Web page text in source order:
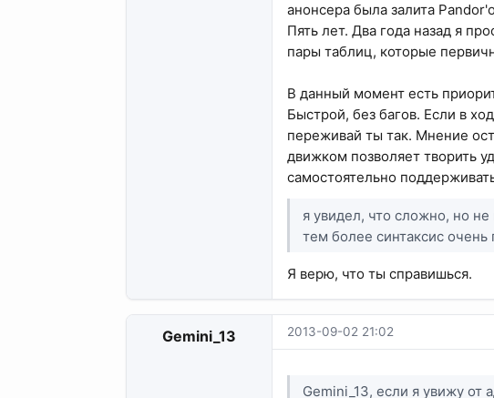
анонсера была залита
Пять лет. Два года назад я
пары таблиц, которые
В данный момент есть
Быстрой, без багов. Если в
переживай ты так. Мнение
движком позволяет творить
самостоятельно
я увидел, что сложно, но
тем более синтаксис очень
Я верю, что ты справишься.
Gemini_13 2013-09-02 21:02
Gemini_13, если я увижу от